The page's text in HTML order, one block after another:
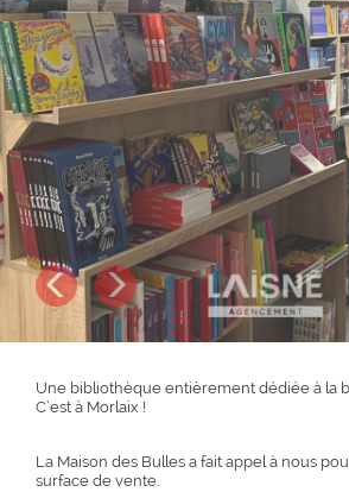
SuivantPrécédent
Une bibliothèque entièrement dédiée à la
C’est à Morlaix !
La Maison des Bulles a fait appel à nous
surface de vente.